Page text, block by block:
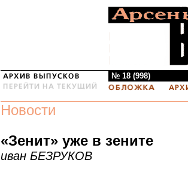
№ 18 (998)
Новости
«Зенит» уже в зените
иван БЕЗРУКОВ